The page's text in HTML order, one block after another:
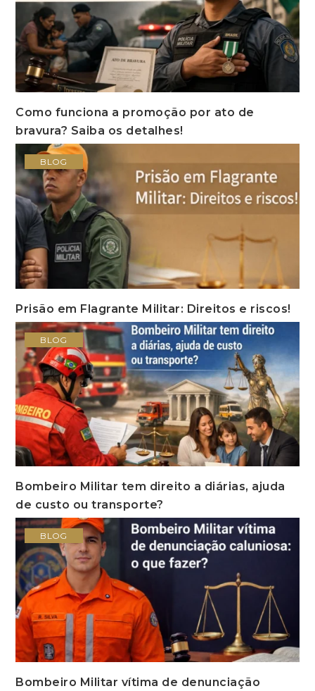
Como funciona a promoção por ato de
bravura? Saiba os detalhes!
BLOG
Prisão em Flagrante Militar: Direitos e riscos!
BLOG
Bombeiro Militar tem direito a diárias, ajuda
de custo ou transporte?
BLOG
Bombeiro Militar vítima de denunciação